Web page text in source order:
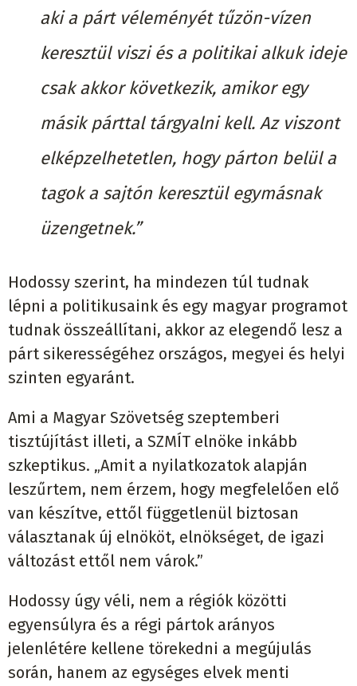
aki a párt véleményét tűzön-vízen
keresztül viszi és a politikai alkuk ideje
csak akkor következik, amikor egy
másik párttal tárgyalni kell. Az viszont
elképzelhetetlen, hogy párton belül a
tagok a sajtón keresztül egymásnak
üzengetnek.”
Hodossy szerint, ha mindezen túl tudnak
lépni a politikusaink és egy magyar programot
tudnak összeállítani, akkor az elegendő lesz a
párt sikerességéhez országos, megyei és helyi
szinten egyaránt.
Ami a Magyar Szövetség szeptemberi
tisztújítást illeti, a SZMÍT elnöke inkább
szkeptikus. „Amit a nyilatkozatok alapján
leszűrtem, nem érzem, hogy megfelelően elő
van készítve, ettől függetlenül biztosan
választanak új elnököt, elnökséget, de igazi
változást ettől nem várok.”
Hodossy úgy véli, nem a régiók közötti
egyensúlyra és a régi pártok arányos
jelenlétére kellene törekedni a megújulás
során, hanem az egységes elvek menti